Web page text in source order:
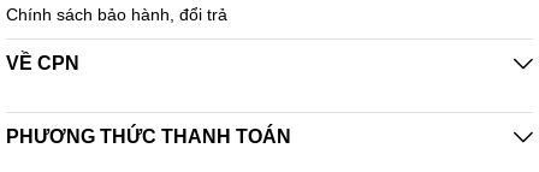
Chính sách bảo hành, đổi trả
VỀ CPN
PHƯƠNG THỨC THANH TOÁN